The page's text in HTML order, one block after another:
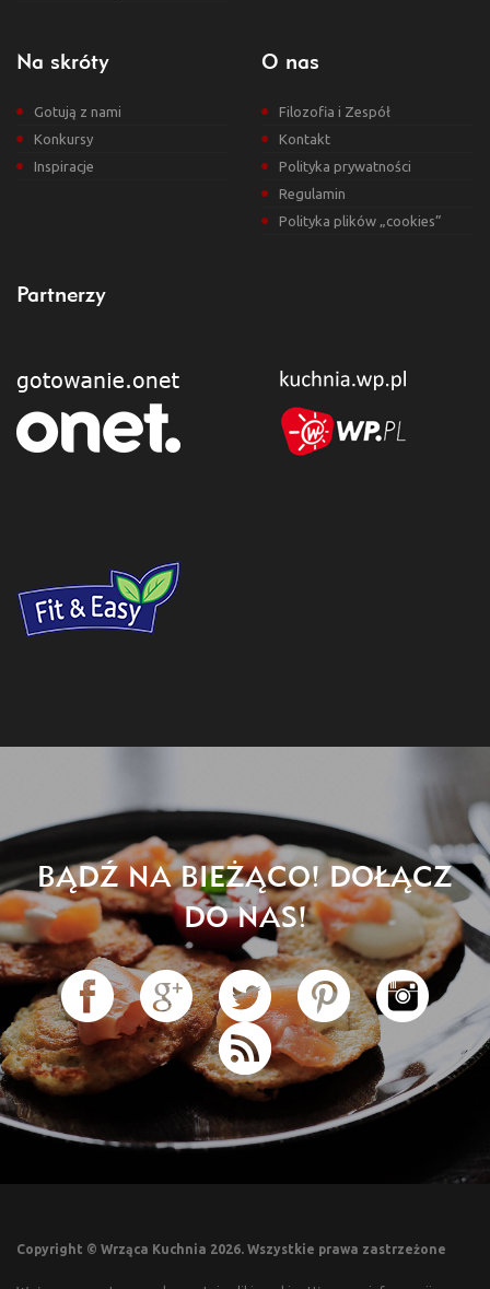
Na skróty
Gotują z nami
Konkursy
Inspiracje
O nas
Filozofia i Zespół
Kontakt
Polityka prywatności
Regulamin
Polityka plików „cookies”
Partnerzy
BĄDŹ NA BIEŻĄCO! DOŁĄCZ
DO NAS!
Copyright © Wrząca Kuchnia 2026. Wszystkie prawa zastrzeżone